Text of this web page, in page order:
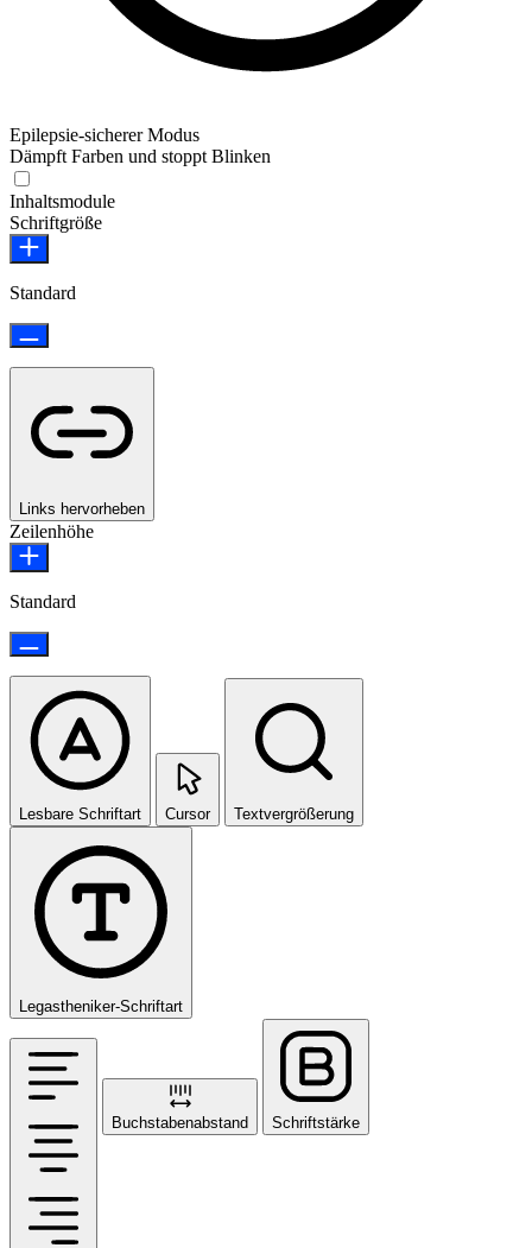
Epilepsie-sicherer Modus
Dämpft Farben und stoppt Blinken
Inhaltsmodule
Schriftgröße
Standard
Links hervorheben
Zeilenhöhe
Standard
Lesbare Schriftart Cursor Textvergrößerung
Legastheniker-Schriftart
Buchstabenabstand Schriftstärke